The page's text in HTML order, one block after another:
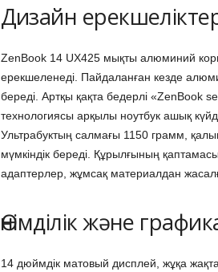
Дизайн
ZenBook 14 UX425 мықты алюминий
ерекшеленеді. Пайдаланған кезде
береді. Артқы қақта бедерлі «ZenBook
технологиясы арқылы ноутбук ашық күйде
Ультрабуктың салмағы 1150 грамм,
мүмкіндік береді. Құрылғының
адаптерлер, жұмсақ материалдан
Өнімділік және
14 дюймдік матовый дисплей, жұқа